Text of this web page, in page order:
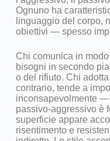
Ognuno ha
linguaggio del corpo,
obiettivi — spesso
Chi comunica in
bisogni in secondo
o del rifiuto. Chi
contrario, tende a
inconsapevolmente —
passivo-aggressivo è
superficie appare
risentimento e